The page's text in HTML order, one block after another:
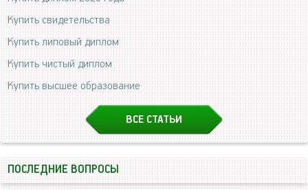
Купить свидетельства
Купить липовый диплом
Купить чистый диплом
Купить высшее образование
ВСЕ СТАТЬИ
ПОСЛЕДНИЕ ВОПРОСЫ